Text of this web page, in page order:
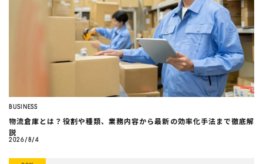
BUSINESS
物流倉庫とは？役割や種類、業務内容から最新の効率化手法まで徹底解
説
2026/8/4